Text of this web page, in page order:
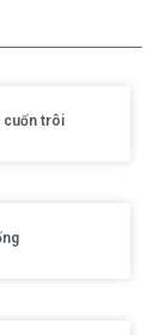
cuốn trôi